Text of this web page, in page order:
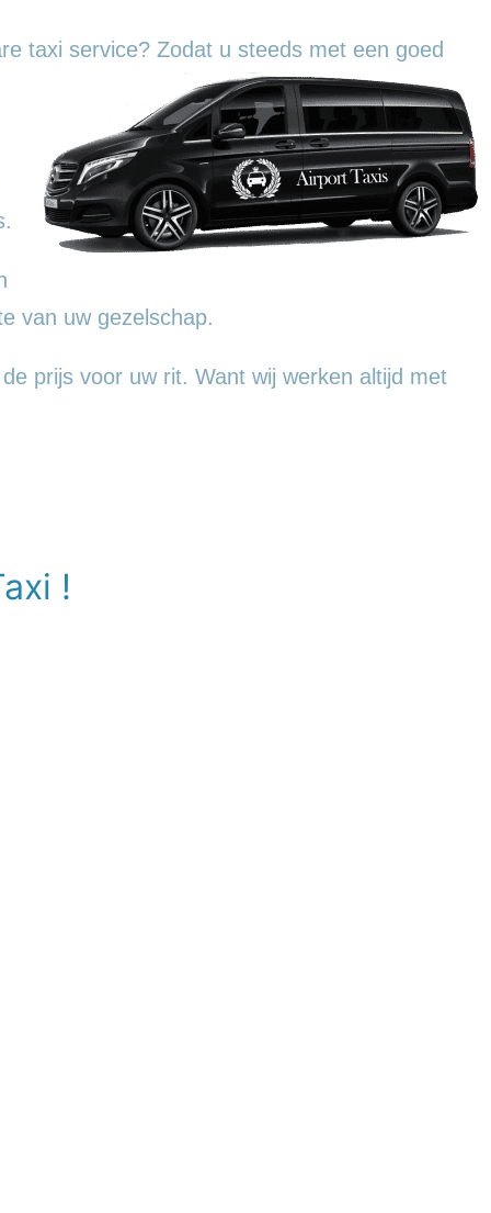
taxi service? Zodat u steeds met een goed
van uw gezelschap.
prijs voor uw rit. Want wij werken altijd met
!